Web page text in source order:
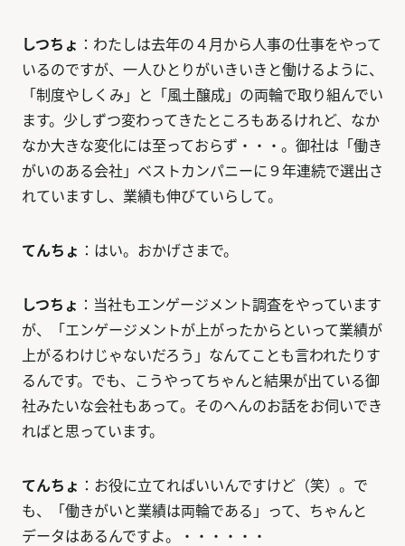
しつちょ ：わたしは去年の４月から人事の仕事をやって
いるのですが、一人ひとりがいきいきと働けるように、
「制度やしくみ」と「風土醸成」の両輪で取り組んでい
ます。少しずつ変わってきたところもあるけれど、なか
なか大きな変化には至っておらず・・・。御社は「働き
がいのある会社」ベストカンパニーに９年連続で選出さ
れていますし、業績も伸びていらして。
てんちょ ：はい。おかげさまで。
しつちょ ：当社もエンゲージメント調査をやっています
が、「エンゲージメントが上がったからといって業績が
上がるわけじゃないだろう」なんてことも言われたりす
るんです。でも、こうやってちゃんと結果が出ている御
社みたいな会社もあって。そのへんのお話をお伺いでき
ればと思っています。
てんちょ ：お役に立てればいいんですけど（笑）。で
も、「働きがいと業績は両輪である」って、ちゃんと
データはあるんですよ。・・・・・・